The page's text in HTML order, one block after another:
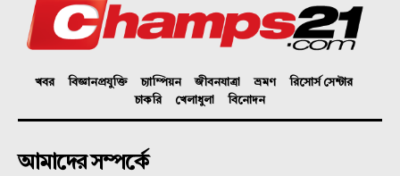
খবর বিজ্ঞানপ্রযুক্তি চ্যাম্পিয়ন জীবনযাত্রা ভ্রমণ
রিসোর্স সেন্টার
চাকরি
খেলাধুলা বিনোদন
আমাদের সম্পর্কে